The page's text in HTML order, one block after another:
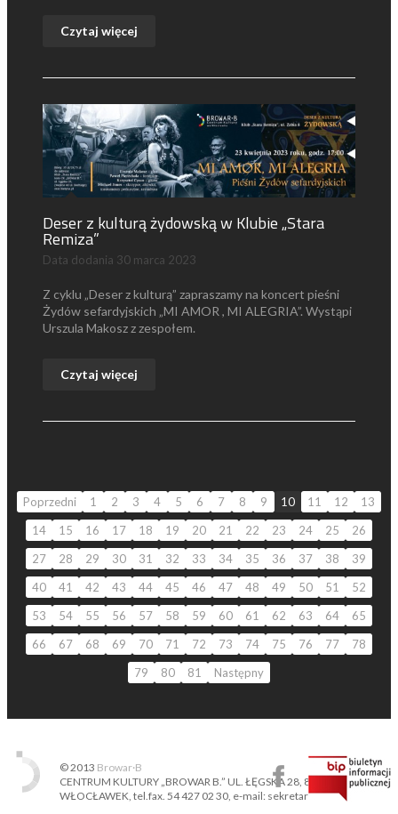
Czytaj więcej
Deser z kulturą żydowską w Klubie „Stara
Remiza”
Data dodania 30 marca 2023
Z cyklu „Deser z kulturą” zapraszamy na koncert pieśni
Żydów sefardyjskich „MI AMOR , MI ALEGRIA”. Wystąpi
Urszula Makosz z zespołem.
Czytaj więcej
Poprzedni 1 2 3 4 5 6 7 8 9 10 11 12
13
14
15 16 17 18 19 20 21 22 23 24 25
26
27
28 29 30 31 32 33 34 35 36 37 38
39
40
41 42 43 44 45 46 47 48 49 50 51
52
53
54 55 56 57 58 59 60 61 62 63 64
65
66
67 68 69 70 71 72 73 74 75 76 77
78
79
80 81 Następny
© 2013 Browar·B
CENTRUM KULTURY „BROWAR B.” UL. ŁĘGSKA 28, 87-800
WŁOCŁAWEK, tel.fax. 54 427 02 30, e-mail: sekretariat@ckbb.pl